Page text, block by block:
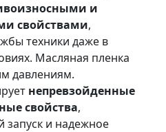
и
свойствами,
техники даже в
Масляная пленка
давлениям.
непревзойденные
свойства,
запуск и надежное